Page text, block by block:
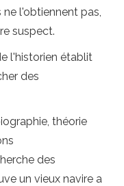
l'obtiennent pas,
suspect.
l'historien établit
des
théorie
des
un vieux navire a